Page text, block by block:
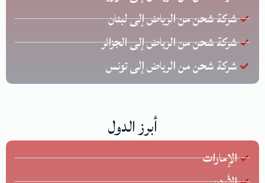
شركة شحن من الرياض إلى لبنان
شركة شحن من الرياض إلى الجزائر
شركة شحن من الرياض إلى تونس
أبرز الدول
الإمارات